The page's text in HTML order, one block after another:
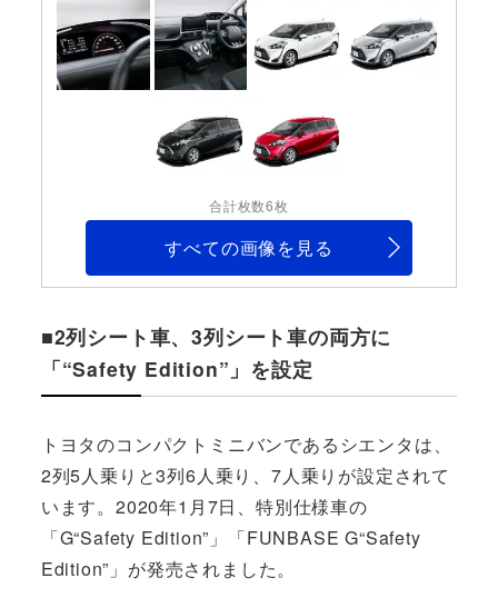
合計枚数6枚
すべての画像を見る
■2列シート車、3列シート車の両方に
「“Safety Edition”」を設定
トヨタのコンパクトミニバンであるシエンタは、
2列5人乗りと3列6人乗り、7人乗りが設定されて
います。2020年1月7日、特別仕様車の
「G“Safety Edition”」「FUNBASE G“Safety
Edition”」が発売されました。